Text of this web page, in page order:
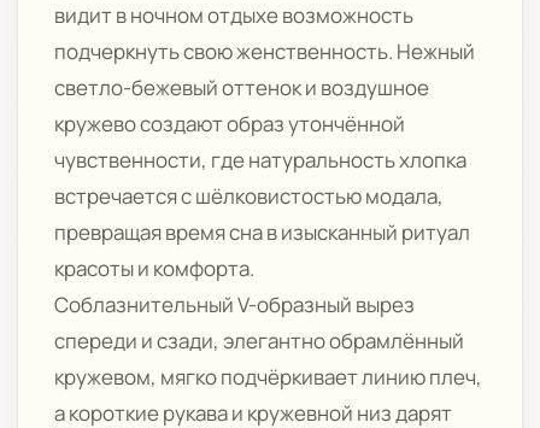
видит в ночном отдыхе возможность
подчеркнуть свою женственность. Нежный
светло-бежевый оттенок и воздушное
кружево создают образ утончённой
чувственности, где натуральность хлопка
встречается с шёлковистостью модала,
превращая время сна в изысканный ритуал
красоты и комфорта.
Соблазнительный V-образный вырез
спереди и сзади, элегантно обрамлённый
кружевом, мягко подчёркивает линию плеч,
а короткие рукава и кружевной низ дарят